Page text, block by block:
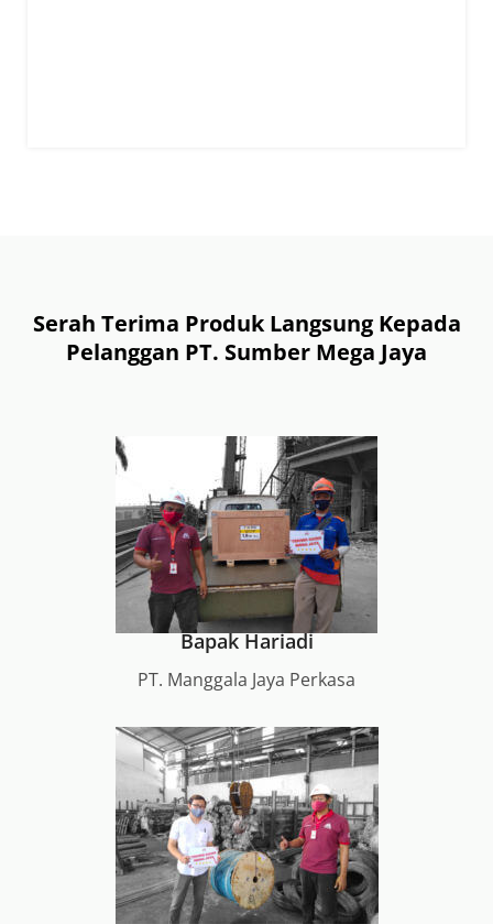
Serah Terima Produk Langsung Kepada
Pelanggan PT. Sumber Mega Jaya
Bapak Hariadi
PT. Manggala Jaya Perkasa